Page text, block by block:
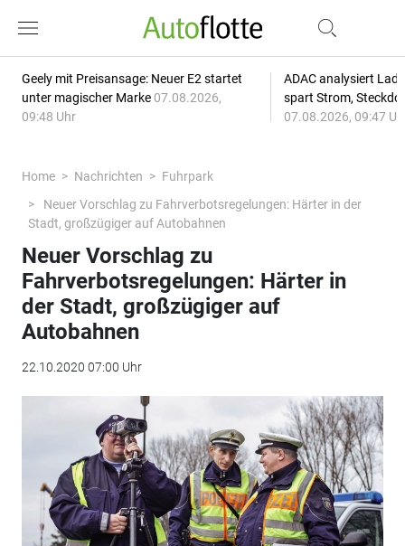
Geely mit Preisansage: Neuer E2 startet
unter magischer Marke 07.08.2026,
09:48 Uhr
ADAC analysiert
spart Strom,
07.08.2026, 09:47
Home Nachrichten
Fuhrpark
Neuer Vorschlag zu Fahrverbotsregelungen: Härter in der
Stadt, großzügiger auf Autobahnen
Neuer Vorschlag zu
Fahrverbotsregelungen: Härter in
der Stadt, großzügiger auf
Autobahnen
22.10.2020 07:00 Uhr